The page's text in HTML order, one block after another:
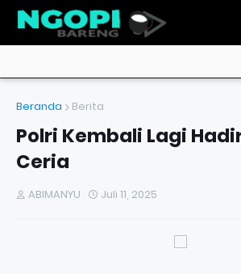
Beranda Berita
Polri Kembali Lagi
Ceria
ABIMANYU Juli 11, 2025